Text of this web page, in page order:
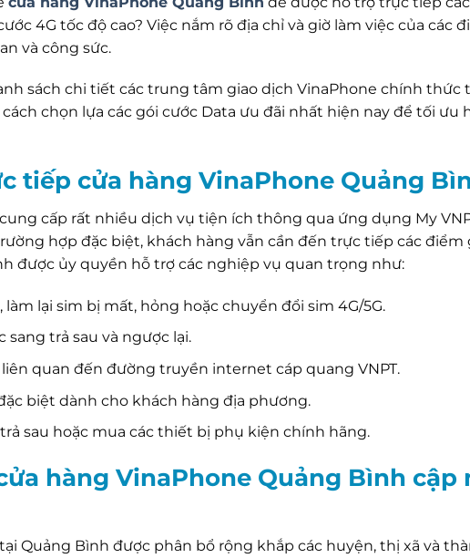
4G tốc độ cao? Việc nắm rõ địa chỉ và giờ làm việc của các
và công sức.
sách chi tiết các trung tâm giao dịch VinaPhone chính thức
chọn lựa các gói cước Data ưu đãi nhất hiện nay để tối ưu
tiếp cửa hàng VinaPhone Quảng
cấp rất nhiều dịch vụ tiện ích thông qua ứng dụng My
hợp đặc biệt, khách hàng vẫn cần đến trực tiếp các điểm
được ủy quyền hỗ trợ các nghiệp vụ quan trọng như:
lại sim bị mất, hỏng hoặc chuyển đổi sim 4G/5G.
trả sau và ngược lại.
quan đến đường truyền internet cáp quang VNPT.
biệt dành cho khách hàng địa phương.
sau hoặc mua các thiết bị phụ kiện chính hãng.
hàng VinaPhone Quảng Bình cập
Quảng Bình được phân bổ rộng khắp các huyện, thị xã và